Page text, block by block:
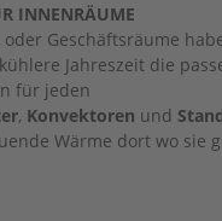
INNENRÄUME
Geschäftsräume
Jahreszeit die
für jeden
, Konvektoren und
Wärme dort wo sie